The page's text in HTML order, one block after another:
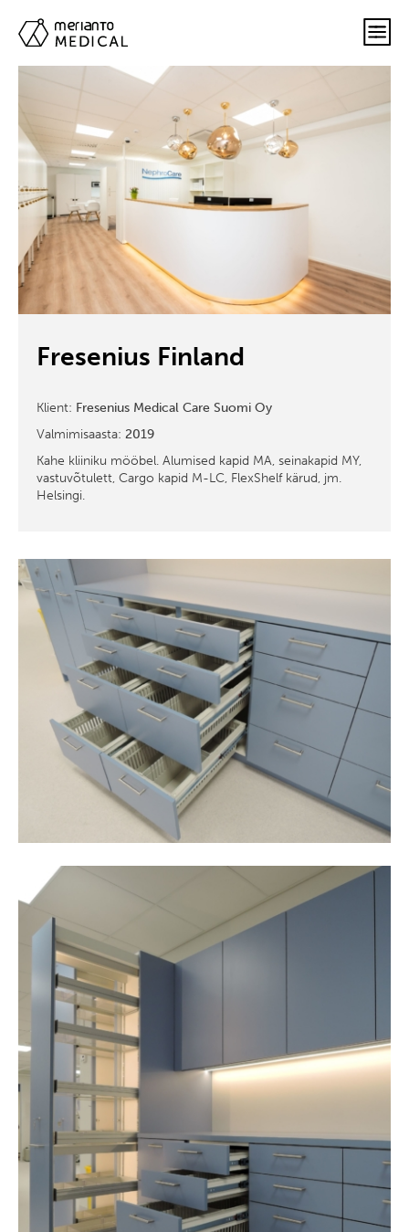
Fresenius Finland
Klient: Fresenius Medical Care Suomi Oy
Valmimisaasta: 2019
Kahe kliiniku mööbel. Alumised kapid MA, seinakapid MY,
vastuvõtulett, Cargo kapid M-LC, FlexShelf kärud, jm.
Helsingi.